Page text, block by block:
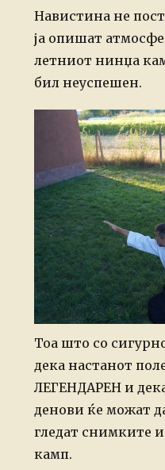
Навистина не
ја опишат
летниот нинџа
бил неуспешен.
Тоа што со
дека настанот
ЛЕГЕНДАРЕН и
денови ќе можат
гледат снимките
камп.